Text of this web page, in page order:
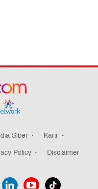
Siber
Karir
Policy Disclaimer